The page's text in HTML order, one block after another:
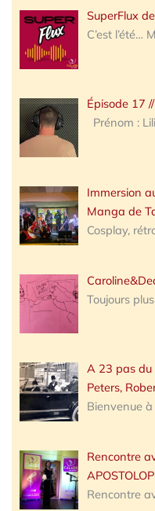
SuperFlux de
C’est l’été…
Épisode 17
Prénom :
Immersion
Manga de
Cosplay,
Toujours
A 23 pas du
Peters,
Bienvenue
Rencontre
Rencontre